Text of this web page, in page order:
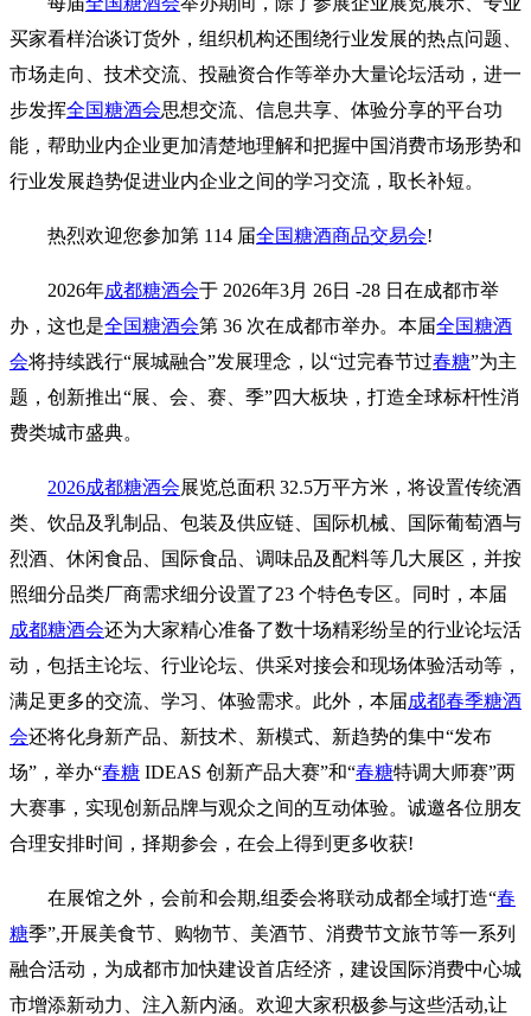
买家看样治谈订货外，组织机构还围绕行业发展的热点问题、
市场走向、技术交流、投融资合作等举办大量论坛活动，进一
步发挥全国糖酒会思想交流、信息共享、体验分享的平台功
能，帮助业内企业更加清楚地理解和把握中国消费市场形势和
行业发展趋势促进业内企业之间的学习交流，取长补短。
热烈欢迎您参加第 114 届全国糖酒商品交易会!
2026年成都糖酒会于 2026年3月 26日 -28 日在成都市举
办，这也是全国糖酒会第 36 次在成都市举办。本届全国糖酒
会将持续践行“展城融合”发展理念，以“过完春节过春糖”为主
题，创新推出“展、会、赛、季”四大板块，打造全球标杆性消
费类城市盛典。
2026成都糖酒会展览总面积 32.5万平方米，将设置传统酒
类、饮品及乳制品、包装及供应链、国际机械、国际葡萄酒与
烈酒、休闲食品、国际食品、调味品及配料等几大展区，并按
照细分品类厂商需求细分设置了23 个特色专区。同时，本届
成都糖酒会还为大家精心准备了数十场精彩纷呈的行业论坛活
动，包括主论坛、行业论坛、供采对接会和现场体验活动等，
满足更多的交流、学习、体验需求。此外，本届成都春季糖酒
会还将化身新产品、新技术、新模式、新趋势的集中“发布
场”，举办“春糖 IDEAS 创新产品大赛”和“春糖特调大师赛”两
大赛事，实现创新品牌与观众之间的互动体验。诚邀各位朋友
合理安排时间，择期参会，在会上得到更多收获!
在展馆之外，会前和会期,组委会将联动成都全域打造“春
糖季”,开展美食节、购物节、美酒节、消费节文旅节等一系列
融合活动，为成都市加快建设首店经济，建设国际消费中心城
市增添新动力、注入新内涵。欢迎大家积极参与这些活动,让